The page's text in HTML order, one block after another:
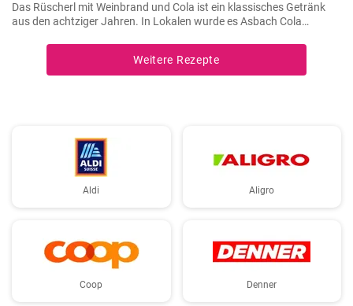
Das Rüscherl mit Weinbrand und Cola ist ein klassisches Getränk
aus den achtziger Jahren. In Lokalen wurde es Asbach Cola
zuhause !
Weitere Rezepte
Aldi Aligro
Coop Denner